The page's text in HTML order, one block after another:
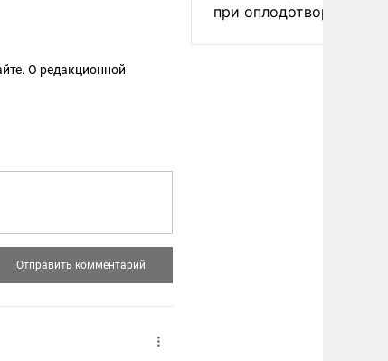
О редакционной
при оплодотворении